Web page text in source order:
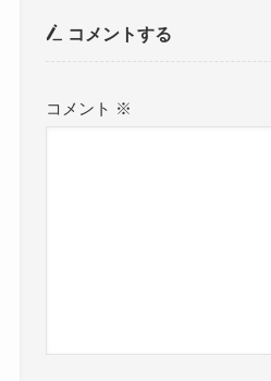
コメントする
コメント ※